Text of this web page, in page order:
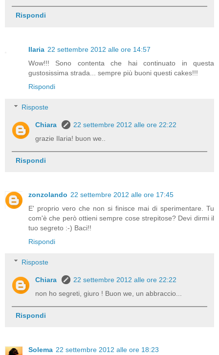
Rispondi
Ilaria 22 settembre 2012 alle ore 14:57
Wow!!! Sono contenta che hai continuato in questa
gustosissima strada... sempre più buoni questi cakes!!!
Rispondi
Risposte
Chiara
22 settembre 2012 alle ore 22:22
grazie Ilaria! buon we..
Rispondi
zonzolando 22 settembre 2012 alle ore 17:45
E' proprio vero che non si finisce mai di sperimentare. Tu
com'è che però ottieni sempre cose strepitose? Devi dirmi il
tuo segreto :-) Baci!!
Rispondi
Risposte
Chiara
22 settembre 2012 alle ore 22:22
non ho segreti, giuro ! Buon we, un abbraccio...
Rispondi
Solema 22 settembre 2012 alle ore 18:23